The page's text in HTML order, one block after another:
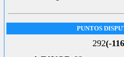
PUNTOS
292(-